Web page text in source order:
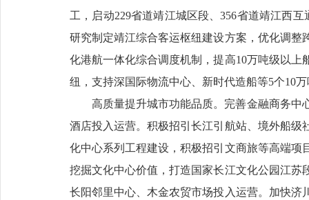
工，启动229省道靖江城区段、356省道靖江西
研究制定靖江综合客运枢纽建设方案，优化调
化港航一体化综合调度机制，提高10万吨级以
纽，支持深国际物流中心、新时代造船等5个10
高质量提升城市功能品质。完善金融商务中
酒店投入运营。积极招引长江引航站、境外船
化中心系列工程建设，积极招引文商旅等高端项
挖掘文化中心价值，打造国家长江文化公园江
长阳邻里中心、木金农贸市场投入运营。加快